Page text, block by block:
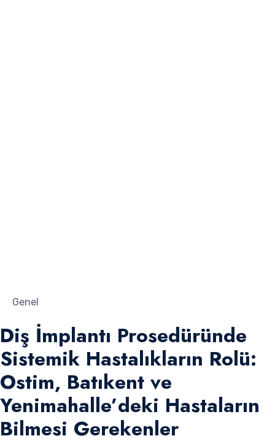
Genel
Diş İmplantı Prosedüründe
Sistemik Hastalıkların Rolü:
Ostim, Batıkent ve
Yenimahalle’deki Hastaların
Bilmesi Gerekenler